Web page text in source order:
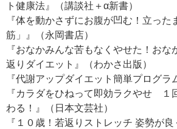
ト健康法』（講談社＋α新書）
『体を動かさずにお腹が凹む！立った
筋」』（永岡書店）
『おなかみんな苦もなくやせた！おな
返りダイエット』（わかさ出版）
『代謝アップダイエット簡単プログラ
『カラダをひねって即効ラクやせ １
わる！』（日本文芸社）
『１０歳！若返りストレッチ 姿勢が